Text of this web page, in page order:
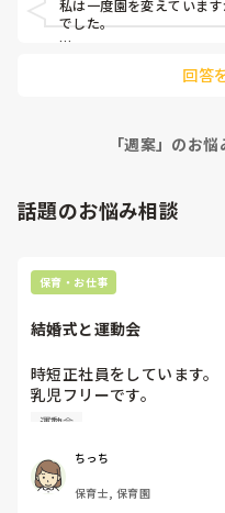
正職とパートの違いは固
仕事内容何も差がある事は
私は園でやりたくないの
に何時間も残ってやってる
月案、週案、おたより、
ないのかなという感じです
ブレット入力してくれて
前に認可の一般的な保育園
ス運営につまずき、保育を
けばいいだけかなと思い今
ではありませんでした💦
準社員の先生が、時短パー
かりで、この先生が活動を
もう1人のパートの先生に
最近はできることはしよ
ルーティン化してマンネ
ど、家での時間を割くのも
私は一度園を変えていま
でした。
態)にもよりますが、世間
子どもの為に一生懸命や
すが、他の先生と話し合
てもらえる事にも繋がり
為にも勇気をだしてみてく
長文失礼しました🙇‍♀️
回答
「週案」のお
話題のお悩み相談
保育・お仕事
結婚式と運動会
時短正社員をしています。
乳児フリーです。
親友の結婚式と職場の運
運動会
ちっち
保育士, 保育園